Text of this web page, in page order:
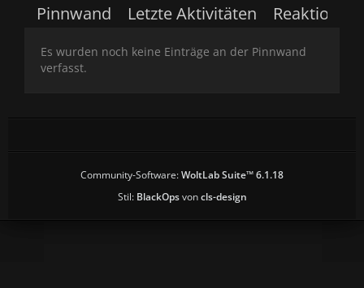
Pinnwand Letzte Aktivitäten Reaktionen
Es wurden noch keine Einträge an der Pinnwand
verfasst.
Community-Software:WoltLab Suite™ 6.1.18
Stil: BlackOpsvoncls-design